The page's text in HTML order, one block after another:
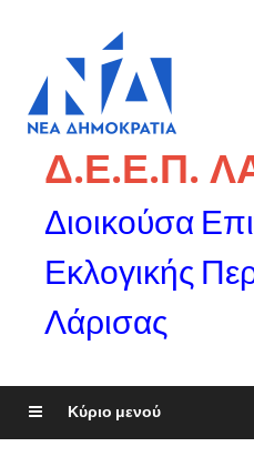
Δ.Ε.Ε.Π.
Διοικούσα
Εκλογικής
Λάρισας
Κύριο μενού